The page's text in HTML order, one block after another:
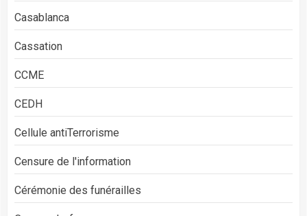
Casablanca
Cassation
CCME
CEDH
Cellule antiTerrorisme
Censure de l'information
Cérémonie des funérailles